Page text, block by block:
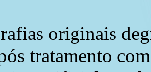
originais
tratamento